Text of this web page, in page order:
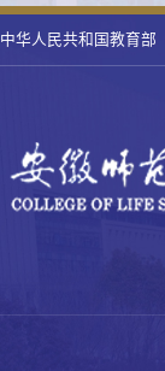
中华人民共和国教育部